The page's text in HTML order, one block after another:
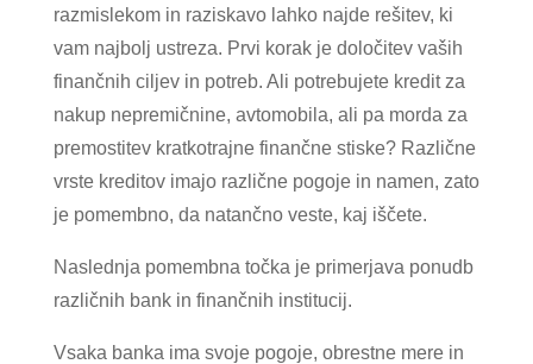
razmislekom in raziskavo lahko najde rešitev, ki
vam najbolj ustreza. Prvi korak je določitev vaših
finančnih ciljev in potreb. Ali potrebujete kredit za
nakup nepremičnine, avtomobila, ali pa morda za
premostitev kratkotrajne finančne stiske? Različne
vrste kreditov imajo različne pogoje in namen, zato
je pomembno, da natančno veste, kaj iščete.
Naslednja pomembna točka je primerjava ponudb
različnih bank in finančnih institucij.
Vsaka banka ima svoje pogoje, obrestne mere in